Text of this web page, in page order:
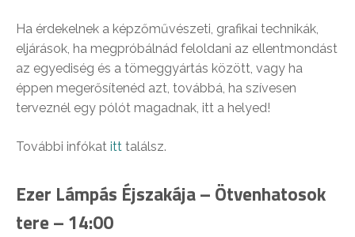
Ha érdekelnek a képzőművészeti, grafikai technikák,
eljárások, ha megpróbálnád feloldani az ellentmondást
az egyediség és a tömeggyártás között, vagy ha
éppen megerősítenéd azt, továbbá, ha szívesen
terveznél egy pólót magadnak, itt a helyed!
További infókat itt találsz.
Ezer Lámpás Éjszakája – Ötvenhatosok
tere – 14:00